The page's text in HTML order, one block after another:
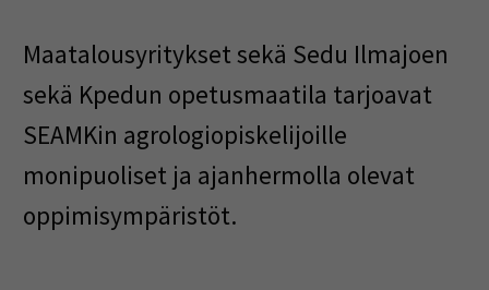
Maatalousyritykset sekä Sedu Ilmajoen
sekä Kpedun opetusmaatila tarjoavat
SEAMKin agrologiopiskelijoille
monipuoliset ja ajanhermolla olevat
oppimisympäristöt.